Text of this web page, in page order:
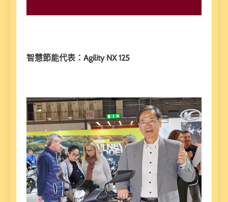
智慧節能代表：Agility NX 125